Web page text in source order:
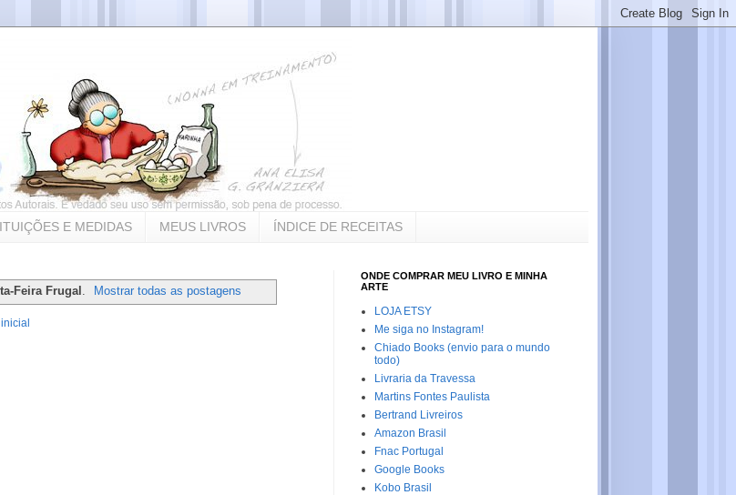
E MEDIDAS MEUS LIVROS ÍNDICE DE RECEITAS
Feira Frugal Mostrar todas as postagens
ONDE COMPRAR MEU LIVRO E MINHA
ARTE
LOJA ETSY
Me siga no Instagram!
Chiado Books (envio para o mundo
todo)
Livraria da Travessa
Martins Fontes Paulista
Bertrand Livreiros
Amazon Brasil
Fnac Portugal
Google Books
Kobo Brasil